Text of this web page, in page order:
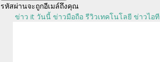
รหัสผ่านจะถูกอีเมล์ถึงคุณ
ข่าว it วันนี้ ข่าวมือถือ รีวิวเทคโนโลยี ข่าวไอ